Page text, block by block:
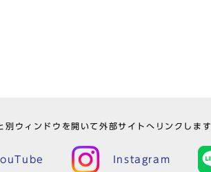
別ウィンドウを開いて外部サイトへリンクします
Instagram